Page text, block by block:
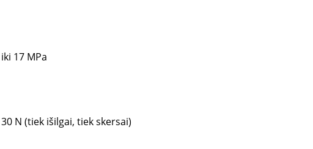
iki 17 MPa
30 N (tiek išilgai, tiek skersai)